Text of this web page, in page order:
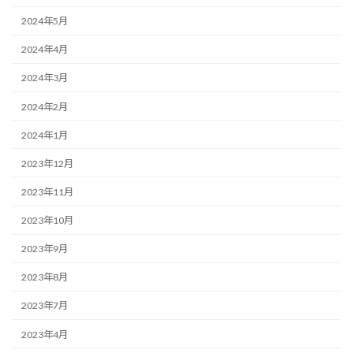
2024年5月
2024年4月
2024年3月
2024年2月
2024年1月
2023年12月
2023年11月
2023年10月
2023年9月
2023年8月
2023年7月
2023年4月